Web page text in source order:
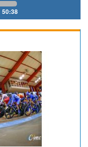
50:38